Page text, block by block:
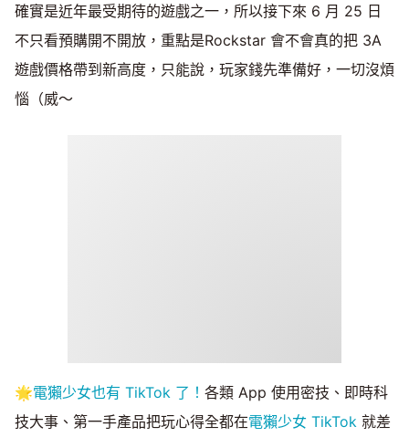
確實是近年最受期待的遊戲之一，所以接下來 6 月 25 日
不只看預購開不開放，重點是Rockstar 會不會真的把 3A
遊戲價格帶到新高度，只能說，玩家錢先準備好，一切沒煩
惱（威～
🌟電獺少女也有 TikTok 了！ 各類 App 使用密技、即時科
技大事、第一手產品把玩心得全都在電獺少女 TikTok 就差